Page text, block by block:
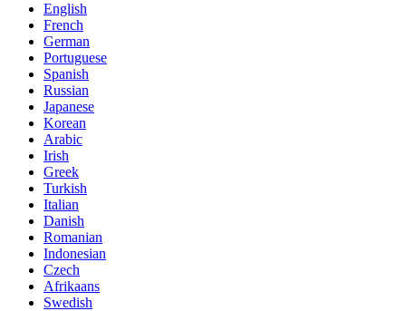
English
French
German
Portuguese
Spanish
Russian
Japanese
Korean
Arabic
Irish
Greek
Turkish
Italian
Danish
Romanian
Indonesian
Czech
Afrikaans
Swedish